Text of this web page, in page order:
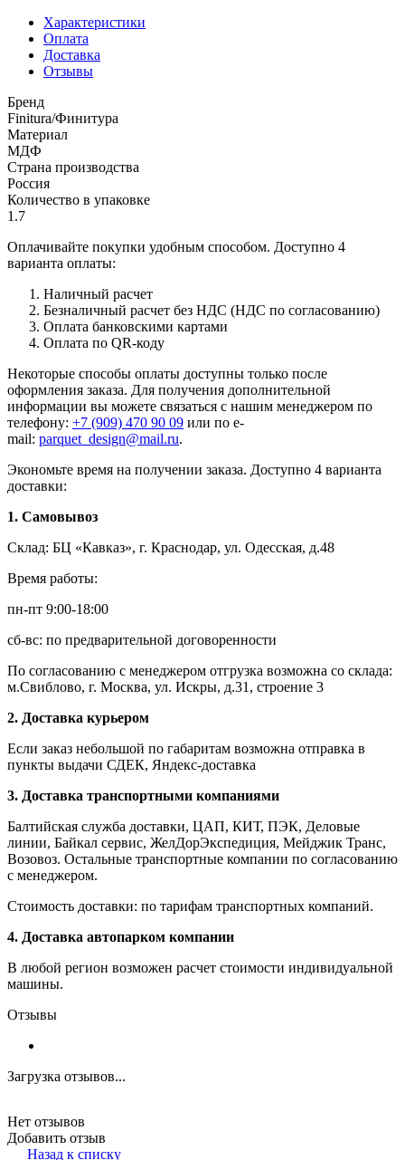
Характеристики
Оплата
Доставка
Отзывы
Бренд
Finitura/Финитура
Материал
МДФ
Страна производства
Россия
Количество в упаковке
1.7
Оплачивайте покупки удобным способом. Доступно 4
варианта оплаты:
Наличный расчет
Безналичный расчет без НДС (НДС по согласованию)
Оплата банковскими картами
Оплата по QR-коду
Некоторые способы оплаты доступны только после
оформления заказа. Для получения дополнительной
информации вы можете связаться с нашим менеджером по
телефону: +7 (909) 470 90 09 или по e-
mail: parquet_design@mail.ru.
Экономьте время на получении заказа. Доступно 4 варианта
доставки:
1. Самовывоз
Склад: БЦ «Кавказ», г. Краснодар, ул. Одесская, д.48
Время работы:
пн-пт 9:00-18:00
сб-вс: по предварительной договоренности
По согласованию с менеджером отгрузка возможна со склада:
м.Свиблово, г. Москва, ул. Искры, д.31, строение 3
2. Доставка курьером
Если заказ небольшой по габаритам возможна отправка в
пункты выдачи СДЕК, Яндекс-доставка
3. Доставка транспортными компаниями
Балтийская служба доставки, ЦАП, КИТ, ПЭК, Деловые
линии, Байкал сервис, ЖелДорЭкспедиция, Мейджик Транс,
Возовоз. Остальные транспортные компании по согласованию
с менеджером.
Стоимость доставки: по тарифам транспортных компаний.
4. Доставка автопарком компании
В любой регион возможен расчет стоимости индивидуальной
машины.
Отзывы
Загрузка отзывов...
Нет отзывов
Добавить отзыв
Назад к списку